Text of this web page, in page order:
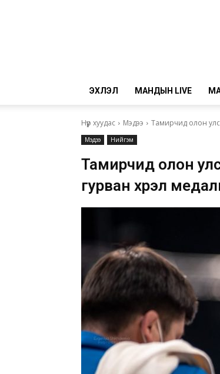
ЭХЛЭЛ МАНДЫН LIVE
Нүүр хуудас Мэдээ Тамирчид олон
Мэдээ Нийгэм
Тамирчид олон
гурван хүрэл